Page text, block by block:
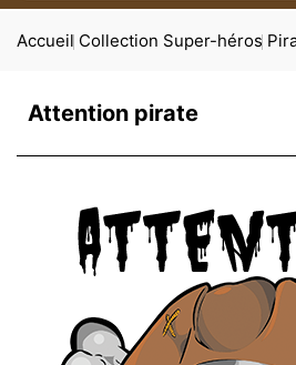
Accueil Collection Super-héros
Attention pirate